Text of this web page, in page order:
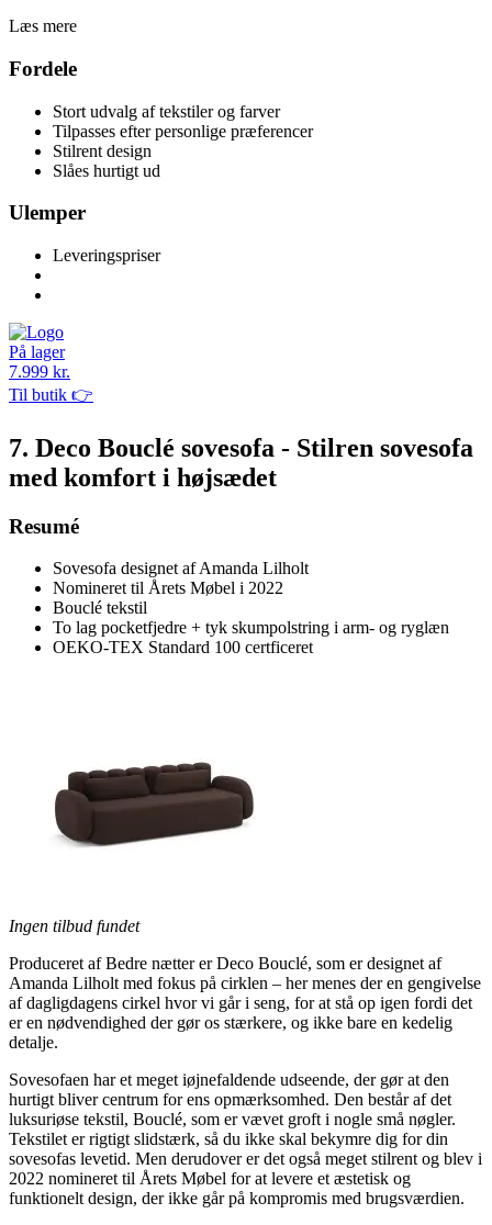
Læs mere
Fordele
Stort udvalg af tekstiler og farver
Tilpasses efter personlige præferencer
Stilrent design
Slåes hurtigt ud
Ulemper
Leveringspriser
På lager
7.999 kr.
Til butik 👉
7. Deco Bouclé sovesofa - Stilren sovesofa
med komfort i højsædet
Resumé
Sovesofa designet af Amanda Lilholt
Nomineret til Årets Møbel i 2022
Bouclé tekstil
To lag pocketfjedre + tyk skumpolstring i arm- og ryglæn
OEKO-TEX Standard 100 certficeret
Ingen tilbud fundet
Produceret af Bedre nætter er Deco Bouclé, som er designet af
Amanda Lilholt med fokus på cirklen – her menes der en gengivelse
af dagligdagens cirkel hvor vi går i seng, for at stå op igen fordi det
er en nødvendighed der gør os stærkere, og ikke bare en kedelig
detalje.
Sovesofaen har et meget iøjnefaldende udseende, der gør at den
hurtigt bliver centrum for ens opmærksomhed. Den består af det
luksuriøse tekstil, Bouclé, som er vævet groft i nogle små nøgler.
Tekstilet er rigtigt slidstærk, så du ikke skal bekymre dig for din
sovesofas levetid. Men derudover er det også meget stilrent og blev i
2022 nomineret til Årets Møbel for at levere et æstetisk og
funktionelt design, der ikke går på kompromis med brugsværdien.